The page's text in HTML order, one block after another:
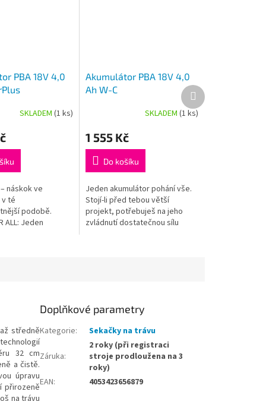
PBA 18V 4,0
SKLADEM(1 ks)
náskok ve
té
podobě.
ALL: Jeden
Akumulátor PBA 18V 4,0
Ah W-C
produktu
je
5,0
z
hvězdiček.
SKLADEM(1 ks)
1 555 Kč
Do košíku
Jeden akumulátor pohání vše.
Stojí-li před tebou větší
projekt, potřebuješ na jeho
zvládnutí dostatečnou sílu
Další
produkt
středně
32 cm
a čistě.
úpravu
přirozeně
na trávu
Doplňkové parametry
Kategorie: Sekačky na trávu
Záruka:
2 roky (při registraci
stroje prodloužena na 3
roky)
EAN: 4053423656879